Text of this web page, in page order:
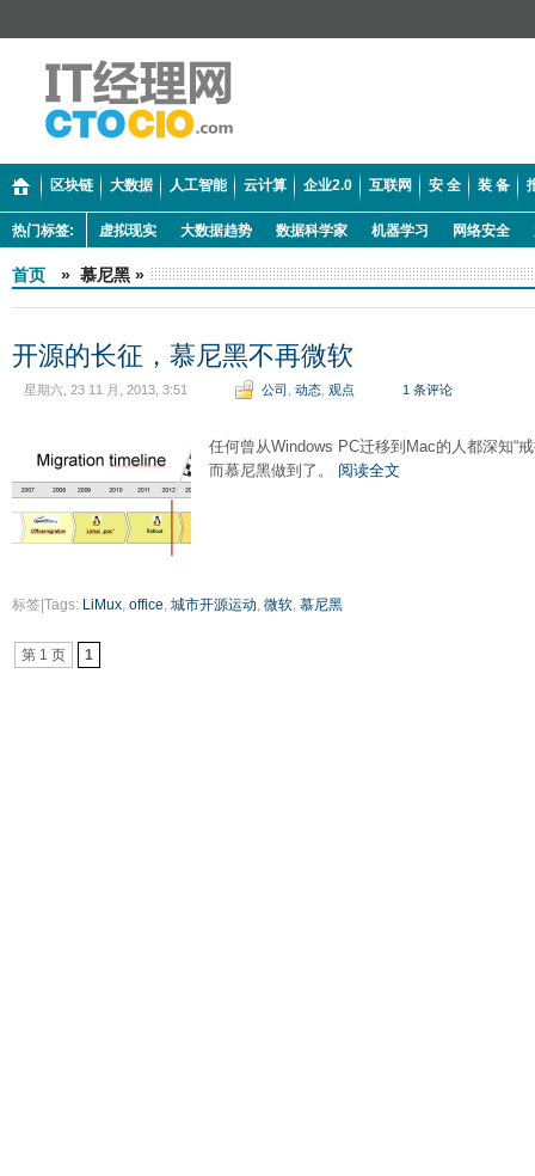
区块链 大数据 人工智能 云计算 企业2.0 互联网 安 全 装 备
热门标签: 虚拟现实 大数据趋势 数据科学家 机器学习 网络安全
首页 » 慕尼黑 »
开源的长征，慕尼黑不再微软
星期六, 23 11 月, 2013, 3:51 公司 动态 观点 1 条评论
任何曾从Windows PC迁移到Mac的人都深知“
而慕尼黑做到了。 阅读全文
标签|Tags: LiMux, office, 城市开源运动, 微软, 慕尼黑
第 1 页 1